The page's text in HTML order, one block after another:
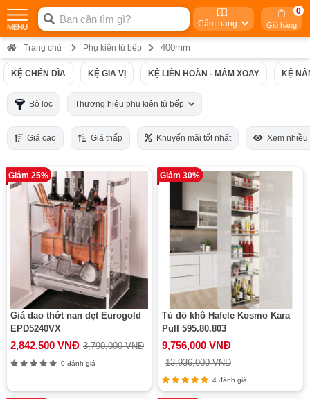
Cẩm nang Giỏ hàng
0
Trang chủ Phụ kiện tủ bếp 400mm
KỆ CHÉN DĨA KỆ GIA VỊ KỆ LIÊN HOÀN - MÂM XOAY KỆ
Bộ lọc Thương hiệu phụ kiện tủ bếp
Giá cao Giá thấp Khuyến mãi tốt nhất Xem nhiều
Giảm 25%
Giá dao thớt nan dẹt Eurogold
EPD5240VX
2,842,500 VNĐ 3,790,000 VNĐ
0 đánh giá
Giảm 30%
Tủ đồ khô Hafele Kosmo Kara
Pull 595.80.803
9,756,000 VNĐ
13,936,000 VNĐ
4 đánh giá